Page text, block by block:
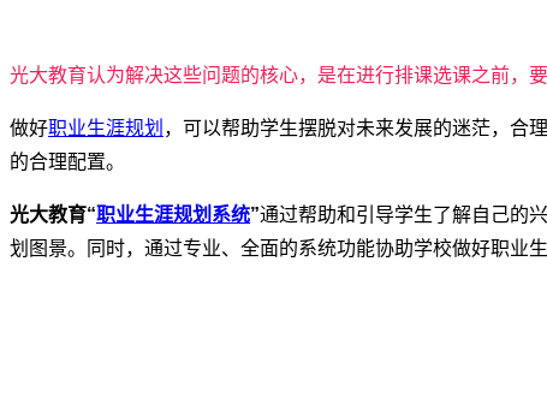
光大教育认为解决这些问题的核心，是在进行排课选课之前，
做好职业生涯规划 ，可以帮助学生摆脱对未来发展的迷茫，合
的合理配置。
光大教育“职业生涯规划系统”通过帮助和引导学生了解自己的
划图景。同时，通过专业、全面的系统功能协助学校做好职业生